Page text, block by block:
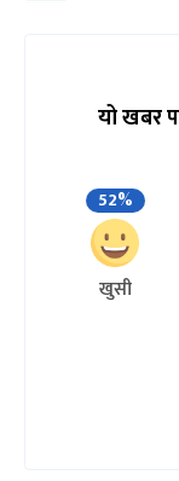
यो खबर
52%
खुसी